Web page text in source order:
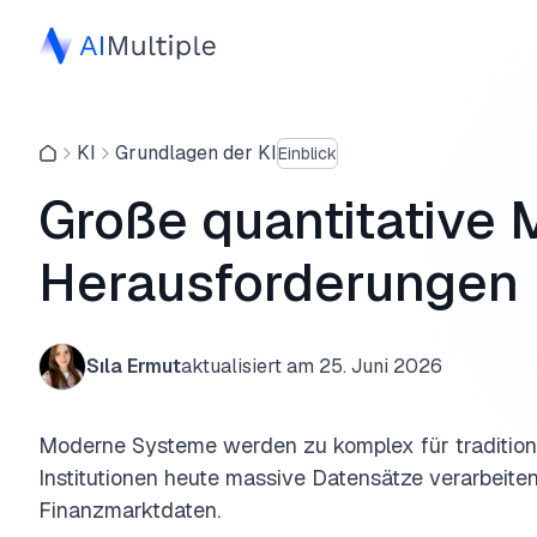
KI Grundlagen der KIEinblick
Große quantitative
Herausforderungen
Sıla Ermutaktualisiert am 25. Juni 2026
Moderne Systeme werden zu komplex für
Institutionen heute massive Datensätze
Finanzmarktdaten.